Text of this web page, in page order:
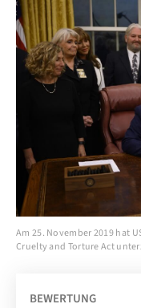
Am 25. November 2019 hat
Cruelty and Torture Act
BEWERTUNG